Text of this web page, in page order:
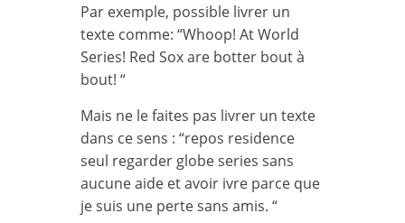
Par exemple, possible livrer un
texte comme: “Whoop! At World
Series! Red Sox are botter bout à
bout! “
Mais ne le faites pas livrer un texte
dans ce sens : “repos residence
seul regarder globe series sans
aucune aide et avoir ivre parce que
je suis une perte sans amis. “